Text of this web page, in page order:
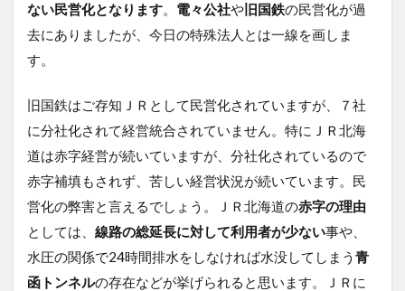
ない民営化となります。 電々公社や 旧国鉄の民営化が過
去にありましたが、今日の特殊法人とは一線を画しま
す。
旧国鉄はご存知ＪＲとして民営化されていますが、７社
に分社化されて経営統合されていません。特にＪＲ北海
道は赤字経営が続いていますが、分社化されているので
赤字補填もされず、苦しい経営状況が続いています。民
営化の弊害と言えるでしょう。ＪＲ北海道の赤字の理由
としては、 線路の総延長に対して利用者が少ない事や、
水圧の関係で24時間排水をしなければ水没してしまう 青
函トンネルの存在などが挙げられると思います。ＪＲに